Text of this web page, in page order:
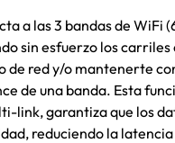
a las 3 bandas de WiFi
sin esfuerzo los
de red y/o mantenerte
de una banda. Esta
link, garantiza que los
reduciendo la